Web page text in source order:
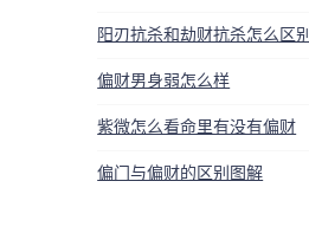
阳刃抗杀和劫财抗杀怎么区别
偏财男身弱怎么样
紫微怎么看命里有没有偏财
偏门与偏财的区别图解